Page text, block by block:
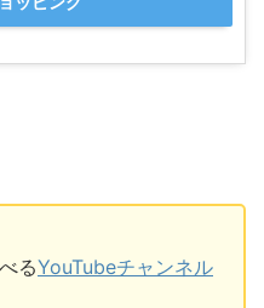
るYouTubeチャンネル